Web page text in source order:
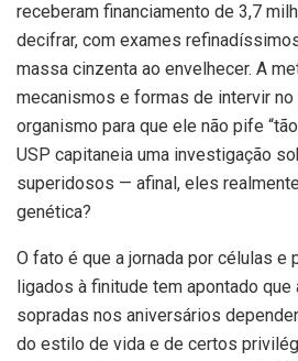
receberam financiamento de 3,7
decifrar, com exames
massa cinzenta ao envelhecer. A
mecanismos e formas de intervir
organismo para que ele não pife
USP capitaneia uma investigação
superidosos — afinal, eles
genética?
O fato é que a jornada por células
ligados à finitude tem apontado
sopradas nos aniversários
do estilo de vida e de certos